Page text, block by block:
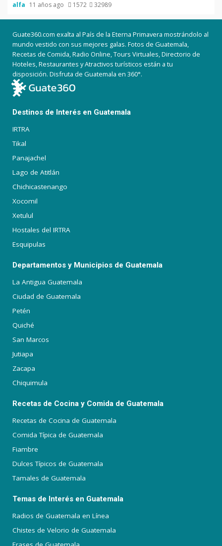
alfa 11 años ago 1572 32989
Guate360.com exalta al País de la Eterna Primavera mostrándolo al
mundo vestido con sus mejores galas. Fotos de Guatemala,
Recetas de Comida, Radio Online, Tours Virtuales, Directorio de
Hoteles, Restaurantes y Atractivos turísticos están a tu
disposición. Disfruta de Guatemala en 360°.
Destinos de Interés en Guatemala
IRTRA
Tikal
Panajachel
Lago de Atitlán
Chichicastenango
Xocomil
Xetulul
Hostales del IRTRA
Esquipulas
Departamentos y Municipios de Guatemala
La Antigua Guatemala
Ciudad de Guatemala
Petén
Quiché
San Marcos
Jutiapa
Zacapa
Chiquimula
Recetas de Cocina y Comida de Guatemala
Recetas de Cocina de Guatemala
Comida Típica de Guatemala
Fiambre
Dulces Típicos de Guatemala
Tamales de Guatemala
Temas de Interés en Guatemala
Radios de Guatemala en Línea
Chistes de Velorio de Guatemala